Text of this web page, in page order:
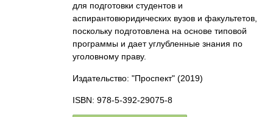
для подготовки студентов и
аспирантовюридических вузов и факультетов,
поскольку подготовлена на основе типовой
программы и дает углубленные знания по
уголовному праву.
Издательство: "Проспект" (2019)
ISBN: 978-5-392-29075-8